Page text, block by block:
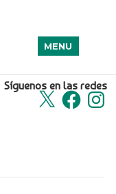
Síguenos en las redes
X Facebook
MENU